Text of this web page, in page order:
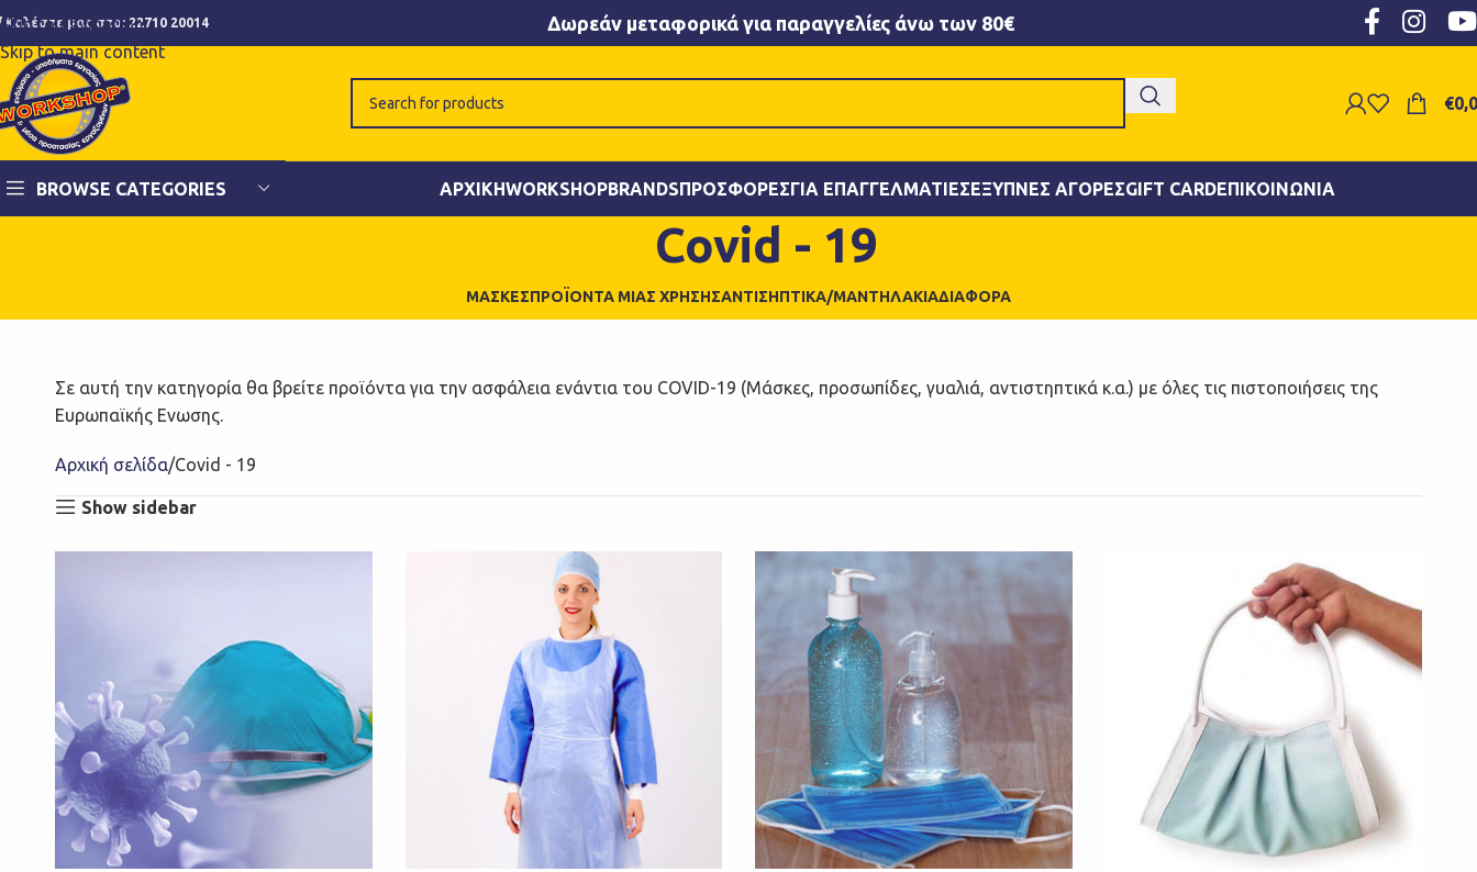
Skip to navigation
Skip to main content
Καλέστε μας στο: 22710 20014 Δωρεάν μεταφορικά για παραγγελίες άνω των 80€
€
BROWSE CATEGORIES ΑΡΧΙΚΉWORKSHOPBRANDSΠΡΟΣΦΟΡΈΣΓΙΑ ΕΠΑΓΓΕΛΜΑΤΊΕΣΕΞΥΠΝΕΣ ΑΓΟΡΈΣGIFT CARDΕΠΙΚΟΙΝΩΝΊΑ
Covid - 19
ΜΆΣΚΕΣΠΡΟΪΌΝΤΑ ΜΙΑΣ ΧΡΉΣΗΣΑΝΤΙΣΗΠΤΙΚΆ/ΜΑΝΤΗΛΆΚΙΑΔΙΆΦΟΡΑ
Σε αυτή την κατηγορία θα βρείτε προϊόντα για την ασφάλεια ενάντια του COVID-19 (Μάσκες, προσωπίδες, γυαλιά, αντιστηπτικά κ.α.) με όλες τις πιστοποιήσεις της
Ευρωπαϊκής Ενωσης.
Αρχική σελίδα Covid - 19
Show sidebar